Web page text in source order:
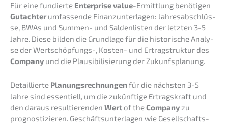
Für eine fundier­te Enter­pri­se value-Ermitt­lung benöti­gen
Gutach­ter umfas­sen­de Finanz­un­ter­la­gen: Jahres­ab­schlüs­
se, BWAs und Summen- und Salden­lis­ten der letzten 3-5
Jahre. Diese bilden die Grund­la­ge für die histo­ri­sche Analy­
se der Wertschöp­fungs-, Kosten- und Ertrag­struk­tur des
Compa­ny und die Plausi­bi­li­sie­rung der Zukunfsplanung.
Detail­lier­te Planungs­rech­nun­gen für die nächs­ten 3-5
Jahre sind essen­ti­ell, um die zukünf­ti­ge Ertrags­kraft und
den daraus resul­tie­ren­den Wert of theCompa­ny zu
prognos­ti­zie­ren. Geschäfts­un­ter­la­gen wie Gesell­schafts­